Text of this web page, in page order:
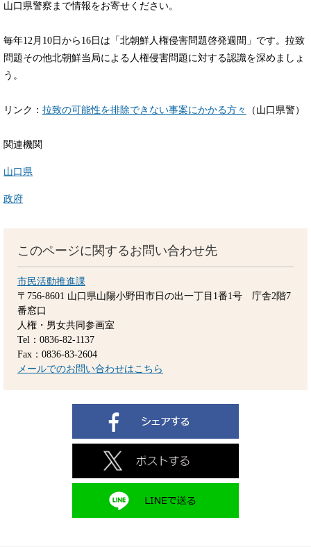
山口県警察まで情報をお寄せください。
毎年12月10日から16日は「北朝鮮人権侵害問題啓発週間」です。拉致
問題その他北朝鮮当局による人権侵害問題に対する認識を深めましょ
う。
リンク： 拉致の可能性を排除できない事案にかかる方々 （山口県警）
関連機関
山口県
政府
このページに関するお問い合わせ先
市民活動推進課
〒756-8601 山口県山陽小野田市日の出一丁目1番1号 庁舎2階7
番窓口
人権・男女共同参画室
Tel：0836-82-1137
Fax：0836-83-2604
メールでのお問い合わせはこちら